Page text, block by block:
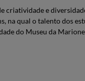
criatividade e
na qual o talento dos
do Museu da